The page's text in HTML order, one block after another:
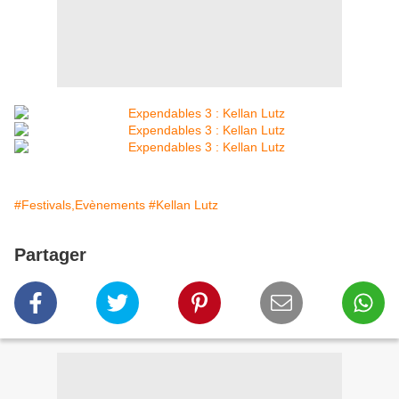
#Festivals,Evènements #Kellan Lutz
Partager